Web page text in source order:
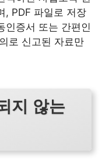
, PDF 파일로 저장
인증서 또는 간편인
로 신고된 자료만
지 않는